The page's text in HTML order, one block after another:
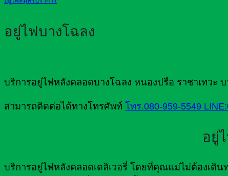
อยู่ไฟบางโฉลง
บริการอยู่ไฟหลังคลอดบางโฉลง หนองปรือ ราชาเทวะ
สามารถติดต่อได้ทางโทรศัพท์ โทร.080-959-5549
อยู่
บริการอยู่ไฟหลังคลอดเดลิเวอรี่ โดยที่คุณแม่ไม่ต้องเดิ